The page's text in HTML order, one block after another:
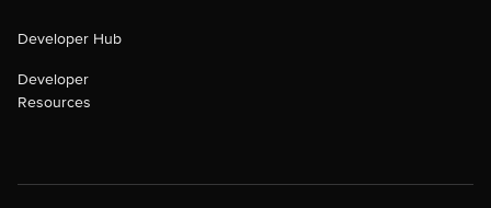
Developer Hub
Developer
Resources